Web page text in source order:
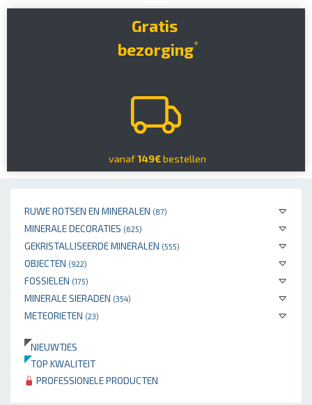
RUWE ROTSEN EN MINERALEN (87)
MINERALE DECORATIES (625)
GEKRISTALLISEERDE MINERALEN (555)
OBJECTEN (922)
FOSSIELEN (175)
MINERALE SIERADEN (354)
METEORIETEN (23)
NIEUWTJES
TOP KWALITEIT
PROFESSIONELE PRODUCTEN
Gratis
bezorging*
vanaf149€bestellen